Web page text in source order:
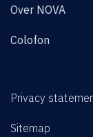
Over NOVA
Colofon
Privacy
Sitemap